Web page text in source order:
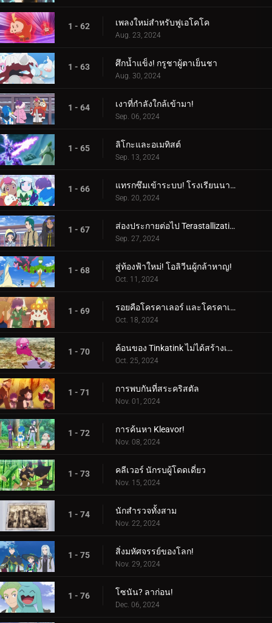
1 - 62 เพลงใหม่สำหรับฟูเอโคโค
Aug. 23, 2024
1 - 63 ศึกน้ำแข็ง! กรูชาผู้ตาเย็นชา
Aug. 30, 2024
1 - 64 เงาที่กำลังใกล้เข้ามา!
Sep. 06, 2024
1 - 65 ลิโกะและอเมทิสต์
Sep. 13, 2024
1 - 66 แทรกซึมเข้าระบบ! โรงเรียนนารันจาอยู่ในอันตราย!
Sep. 20, 2024
1 - 67 ส่องประกายต่อไป Terastallization! ลิโก้ ปะทะ รอย!
Sep. 27, 2024
1 - 68 สู่ท้องฟ้าใหม่! โอลิวีนผู้กล้าหาญ!
Oct. 11, 2024
1 - 69 รอยคือโครคาเลอร์ และโครคาเลอร์ก็คือรอย!
Oct. 18, 2024
1 - 70 ค้อนของ Tinkatink ไม่ได้สร้างเสร็จภายในวันเดียว
Oct. 25, 2024
1 - 71 การพบกันที่สระคริสตัล
Nov. 01, 2024
1 - 72 การค้นหา Kleavor!
Nov. 08, 2024
1 - 73 คลีเวอร์ นักรบผู้โดดเดี่ยว
Nov. 15, 2024
1 - 74 นักสำรวจทั้งสาม
Nov. 22, 2024
1 - 75 สิ่งมหัศจรรย์ของโลก!
Nov. 29, 2024
1 - 76 โซนัน? ลาก่อน!
Dec. 06, 2024